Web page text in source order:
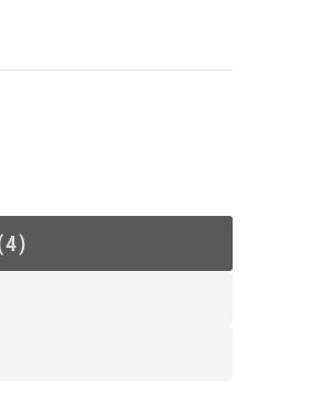
4